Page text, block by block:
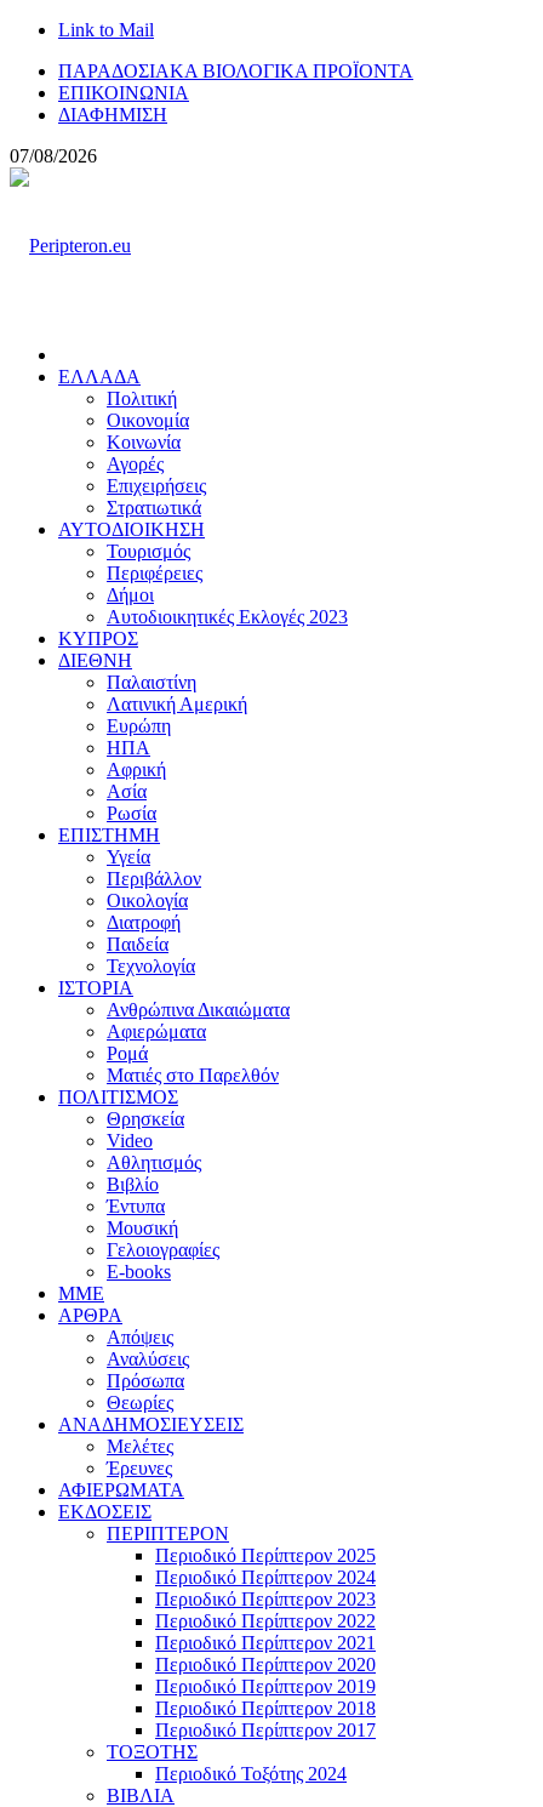
Link to Mail
ΠΑΡΑΔΟΣΙΑΚΑ ΒΙΟΛΟΓΙΚΑ ΠΡΟΪΟΝΤΑ
ΕΠΙΚΟΙΝΩΝΙΑ
ΔΙΑΦΗΜΙΣΗ
07/08/2026
ΕΛΛΑΔΑ
Πολιτική
Οικονομία
Κοινωνία
Αγορές
Επιχειρήσεις
Στρατιωτικά
ΑΥΤΟΔΙΟΙΚΗΣΗ
Τουρισμός
Περιφέρειες
Δήμοι
Αυτοδιοικητικές Εκλογές 2023
ΚΥΠΡΟΣ
ΔΙΕΘΝΗ
Παλαιστίνη
Λατινική Αμερική
Ευρώπη
ΗΠΑ
Αφρική
Ασία
Ρωσία
ΕΠΙΣΤΗΜΗ
Υγεία
Περιβάλλον
Οικολογία
Διατροφή
Παιδεία
Τεχνολογία
ΙΣΤΟΡΙΑ
Ανθρώπινα Δικαιώματα
Αφιερώματα
Ρομά
Ματιές στο Παρελθόν
ΠΟΛΙΤΙΣΜΟΣ
Θρησκεία
Video
Αθλητισμός
Βιβλίο
Έντυπα
Μουσική
Γελοιογραφίες
E-books
MME
ΑΡΘΡΑ
Απόψεις
Αναλύσεις
Πρόσωπα
Θεωρίες
ΑΝΑΔΗΜΟΣΙΕΥΣΕΙΣ
Μελέτες
Έρευνες
ΑΦΙΕΡΩΜΑΤΑ
ΕΚΔΟΣΕΙΣ
ΠΕΡΙΠΤΕΡΟΝ
Περιοδικό Περίπτερον 2025
Περιοδικό Περίπτερον 2024
Περιοδικό Περίπτερον 2023
Περιοδικό Περίπτερον 2022
Περιοδικό Περίπτερον 2021
Περιοδικό Περίπτερον 2020
Περιοδικό Περίπτερον 2019
Περιοδικό Περίπτερον 2018
Περιοδικό Περίπτερον 2017
ΤΟΞΟΤΗΣ
Περιοδικό Τοξότης 2024
ΒΙΒΛΙΑ